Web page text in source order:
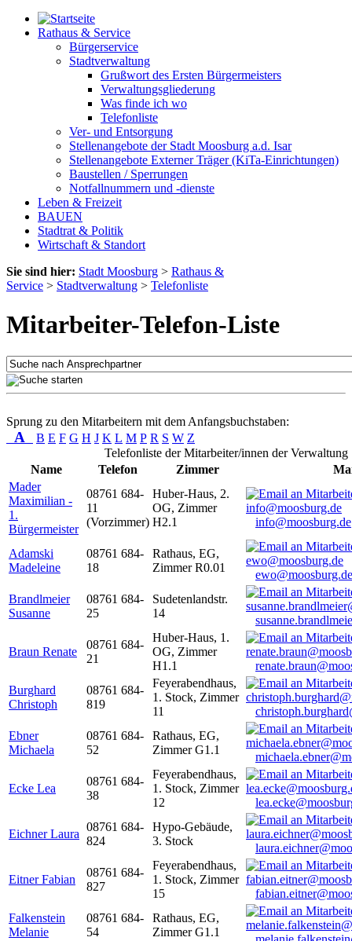
Rathaus & Service
Bürgerservice
Stadtverwaltung
Grußwort des Ersten Bürgermeisters
Verwaltungsgliederung
Was finde ich wo
Telefonliste
Ver- und Entsorgung
Stellenangebote der Stadt Moosburg a.d. Isar
Stellenangebote Externer Träger (KiTa-Einrichtungen)
Baustellen / Sperrungen
Notfallnummern und -dienste
Leben & Freizeit
BAUEN
Stadtrat & Politik
Wirtschaft & Standort
Sie sind hier: Stadt Moosburg > Rathaus &
Service > Stadtverwaltung > Telefonliste
Mitarbeiter-Telefon-Liste
Sprung zu den Mitarbeitern mit dem Anfangsbuchstaben:
A B E F G H J K L M P R S W Z
Telefonliste der Mitarbeiter/innen der Verwaltung
Name
Telefon Zimmer
Mader
Maximilian -
1.
Bürgermeister
08761 684-
11
(Vorzimmer)
Huber-Haus, 2.
OG, Zimmer
H2.1
info@moosburg.de
Adamski
Madeleine
08761 684-
18
Rathaus, EG,
Zimmer R0.01
ewo@moosburg.de
Brandlmeier
Susanne
08761 684-
25
Sudetenlandstr.
14
Braun Renate
08761 684-
21
Huber-Haus, 1.
OG, Zimmer
H1.1
Burghard
Christoph
08761 684-
819
Feyerabendhaus,
1. Stock, Zimmer
11
Ebner
Michaela
08761 684-
52
Rathaus, EG,
Zimmer G1.1
Ecke Lea
08761 684-
38
Feyerabendhaus,
1. Stock, Zimmer
12
Eichner Laura
08761 684-
824
Hypo-Gebäude,
3. Stock
Eitner Fabian
08761 684-
827
Feyerabendhaus,
1. Stock, Zimmer
15
Falkenstein
Melanie
08761 684-
54
Rathaus, EG,
Zimmer G1.1